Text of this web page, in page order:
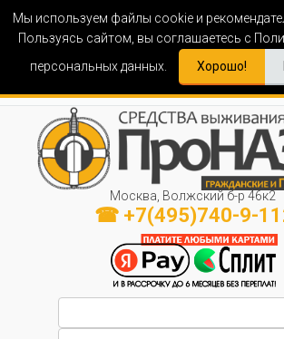
Мы используем файлы cookie и
Пользуясь сайтом, вы соглашаетесь с
персональных данных.
Хорошо!
Москва, Волжский б-р 46к2
☎ +7(495)740-9-